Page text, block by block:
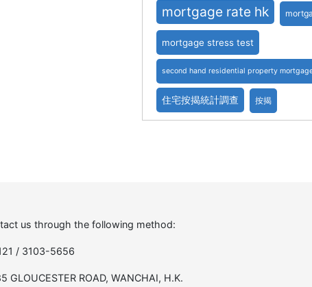
mortgage rate hk
mortgage stress test
second hand residential property
住宅按揭統計調查 按揭
us through the following method:
/ 3103-5656
GLOUCESTER ROAD, WANCHAI, H.K.